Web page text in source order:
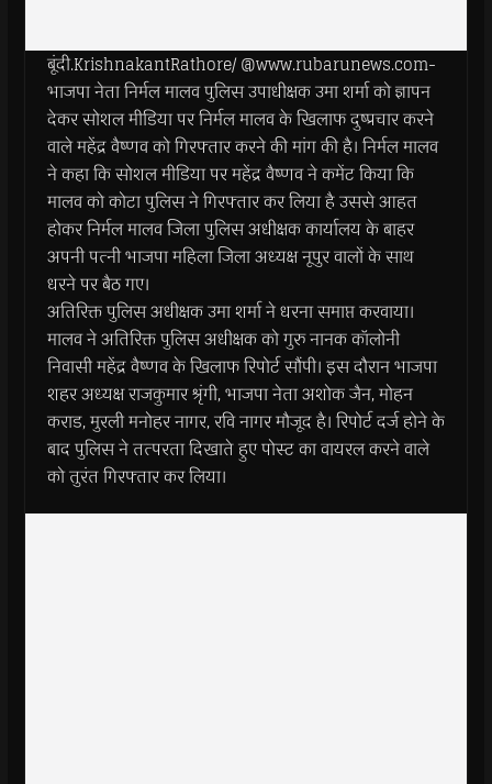
बूंदी.KrishnakantRathore/ @www.rubarunews.com-
भाजपा नेता निर्मल मालव पुलिस उपाधीक्षक उमा शर्मा को ज्ञापन
देकर सोशल मीडिया पर निर्मल मालव के खिलाफ दुष्प्रचार करने
वाले महेंद्र वैष्णव को गिरफ्तार करने की मांग की है। निर्मल मालव
ने कहा कि सोशल मीडिया पर महेंद्र वैष्णव ने कमेंट किया कि
मालव को कोटा पुलिस ने गिरफ्तार कर लिया है उससे आहत
होकर निर्मल मालव जिला पुलिस अधीक्षक कार्यालय के बाहर
अपनी पत्नी भाजपा महिला जिला अध्यक्ष नूपुर वालों के साथ
धरने पर बैठ गए।
अतिरिक्त पुलिस अधीक्षक उमा शर्मा ने धरना समाप्त करवाया।
मालव ने अतिरिक्त पुलिस अधीक्षक को गुरु नानक कॉलोनी
निवासी महेंद्र वैष्णव के खिलाफ रिपोर्ट सौंपी। इस दौरान भाजपा
शहर अध्यक्ष राजकुमार श्रृंगी, भाजपा नेता अशोक जैन, मोहन
कराड, मुरली मनोहर नागर, रवि नागर मौजूद है। रिपोर्ट दर्ज होने के
बाद पुलिस ने तत्परता दिखाते हुए पोस्ट का वायरल करने वाले
को तुरंत गिरफ्तार कर लिया।